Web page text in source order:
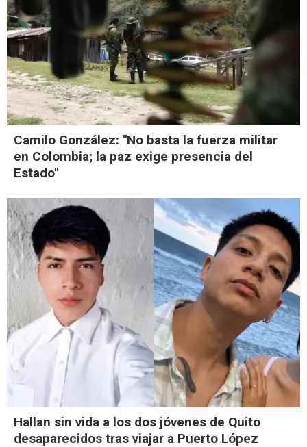
Camilo González: "No basta la fuerza militar
en Colombia; la paz exige presencia del
Estado"
Hallan sin vida a los dos jóvenes de Quito
desaparecidos tras viajar a Puerto López